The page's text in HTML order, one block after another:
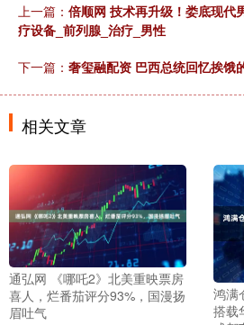
上一篇： 倍顺网 技术再升级！娄底现代
疗设备_前列腺_治疗_男性
下一篇： 奢玺融配资 巴西总统回忆挨饿
相关文章
通弘网 《哪吒2》北美重映票房
喜人，烂番茄评分93%，国漫扬
眉吐气
鸿满
搭载